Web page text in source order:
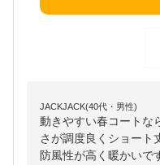
JACKJACK(40代・男性)
動きやすい春コートな
さが調度良くショート
防風性が高く暖かいで